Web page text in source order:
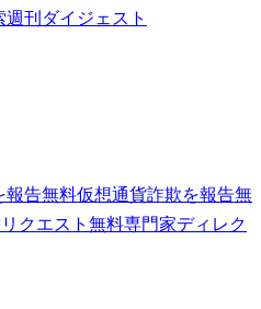
週刊ダイジェスト
報告無料仮想通貨詐欺を報告無
クエスト 無料専門家ディレク